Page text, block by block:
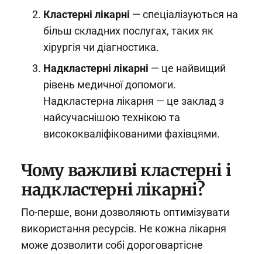
Кластерні лікарні — спеціалізуються на
більш складних послугах, таких як
хірургія чи діагностика.
Надкластерні лікарні — це найвищий
рівень медичної допомоги.
Надкластерна лікарня — це заклад з
найсучаснішою технікою та
висококваліфікованими фахівцями.
Чому важливі кластерні і
надкластерні лікарні?
По-перше, вони дозволяють оптимізувати
використання ресурсів. Не кожна лікарня
може дозволити собі дороговартісне